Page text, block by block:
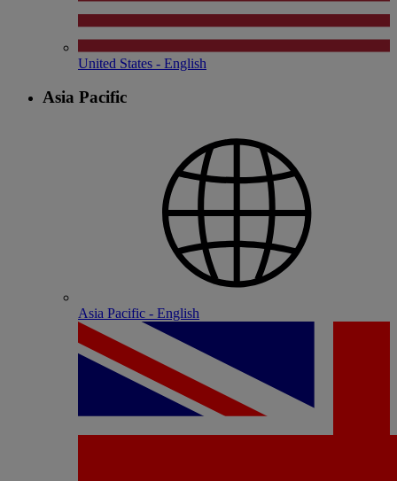
United States - English
Asia Pacific
Asia Pacific - English